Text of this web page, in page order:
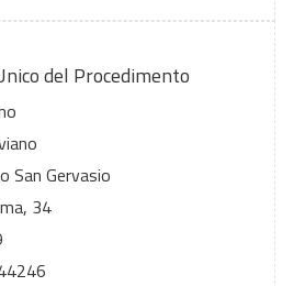
del Procedimento
San Gervasio
34